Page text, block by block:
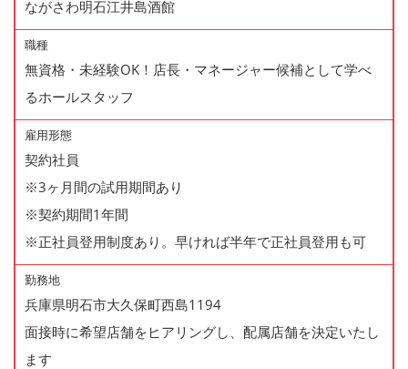
ながさわ明石江井島酒館
職種
無資格・未経験OK！店長・マネージャー候補として学べ
るホールスタッフ
雇用形態
契約社員
※3ヶ月間の試用期間あり
※契約期間1年間
※正社員登用制度あり。早ければ半年で正社員登用も可
勤務地
兵庫県明石市大久保町西島1194
面接時に希望店舗をヒアリングし、配属店舗を決定いたし
ます